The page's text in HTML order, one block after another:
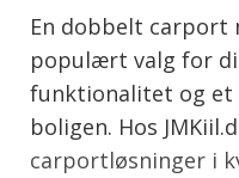
En dobbelt carport
populært valg for
funktionalitet og et
boligen. Hos
carportløsninger i